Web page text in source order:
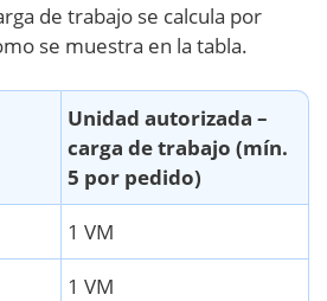
de trabajo se calcula por
se muestra en la tabla.
Unidad autorizada –
carga de trabajo (mín.
5 por pedido)
1 VM
1 VM